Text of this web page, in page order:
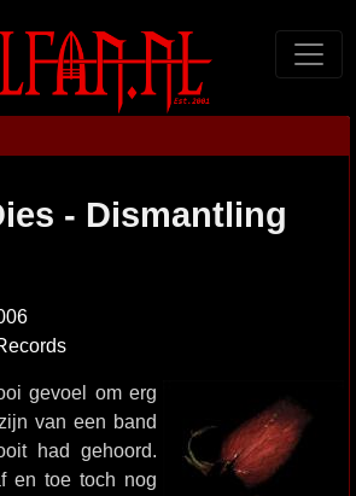
- Dismantling
gevoel om erg
van een band
had gehoord.
en toe toch nog